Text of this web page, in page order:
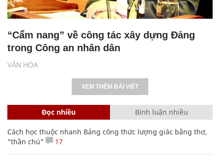
VĂN HÓA
“Cẩm nang” về công tác xây dựng Đảng
trong Công an nhân dân
XEM THÊM BÀI VIẾT
Đọc nhiều Bình luận nhiều
Cách học thuộc nhanh Bảng công thức lượng giác bằng thơ,
"thần chú"
17